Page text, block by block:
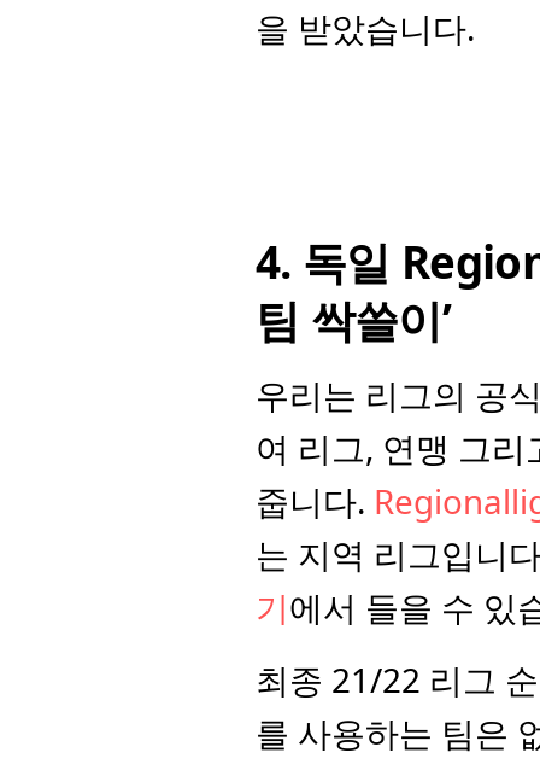
을 받았습니다.
4. 독일
팀 싹쓸이’
우리는 리그의 공
여 리그, 연맹 그
줍니다.
는 지역 리그입니
기에서 들을 수 있
최종 21/22 리그
를 사용하는 팀은